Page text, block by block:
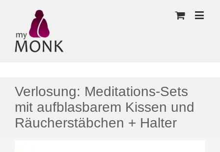
Verlosung: Meditations-Sets
mit aufblasbarem Kissen und
Räucherstäbchen + Halter